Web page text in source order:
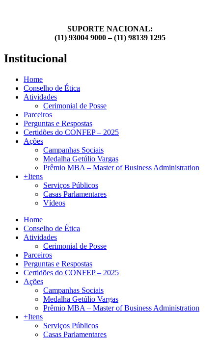
SUPORTE NACIONAL:
(11) 93004 9000 – (11) 98139 1295
Institucional
Home
Conselho de Ética
Atividades
Cerimonial de Posse
Parceiros
Perguntas e Respostas
Certidões do CONFEP – 2025
Ações
Campanhas Sociais
Medalha Getúlio Vargas
Prêmio MBA – Master of Business Administration
+Itens
Serviços Públicos
Casas Parlamentares
Vídeos
Home
Conselho de Ética
Atividades
Cerimonial de Posse
Parceiros
Perguntas e Respostas
Certidões do CONFEP – 2025
Ações
Campanhas Sociais
Medalha Getúlio Vargas
Prêmio MBA – Master of Business Administration
+Itens
Serviços Públicos
Casas Parlamentares